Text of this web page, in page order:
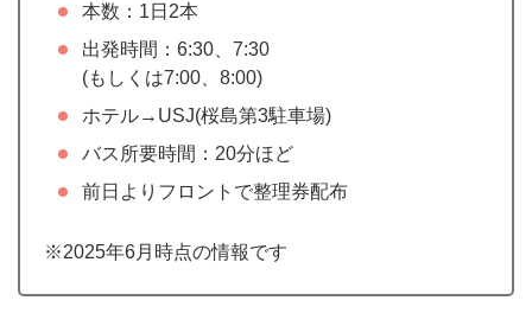
本数：1日2本
出発時間：6:30、7:30
(もしくは7:00、8:00)
ホテル→USJ(桜島第3駐車場)
バス所要時間：20分ほど
前日よりフロントで整理券配布
※2025年6月時点の情報です